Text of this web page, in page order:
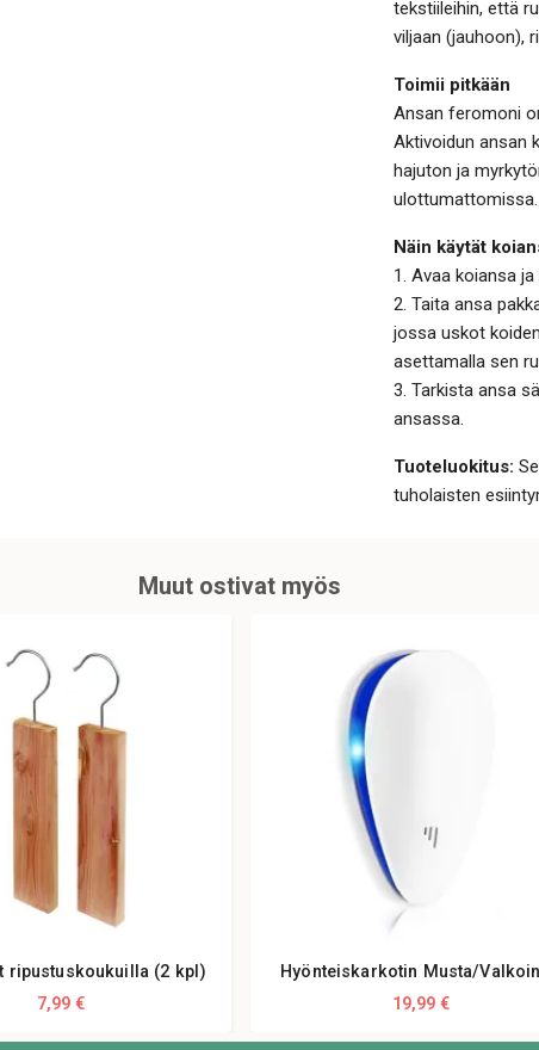
tekstiileihin, että
viljaan (jauhoon),
Toimii pitkään
Ansan feromoni
Aktivoidun ansan
hajuton ja
ulottumattomissa.
Näin käytät
1. Avaa koiansa
2. Taita ansa
jossa uskot
asettamalla sen
3. Tarkista ansa
ansassa.
Tuoteluokitus:
tuholaisten
Muut ostivat myös
ripustuskoukuilla (2 kpl)
7,99 €
Hyönteiskarkotin Musta/
19,99 €